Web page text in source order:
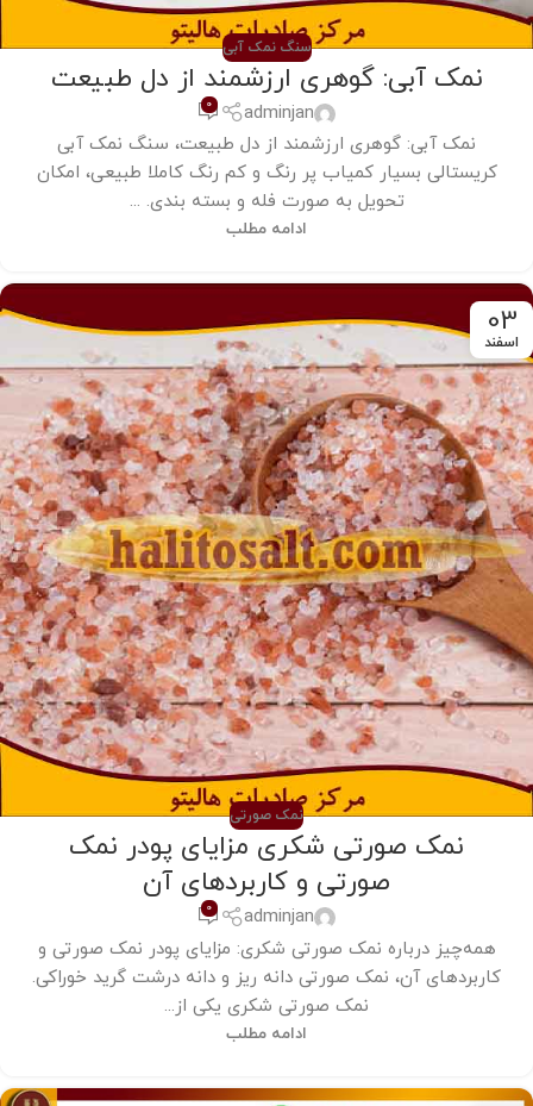
سنگ نمک آبی
نمک آبی: گوهری ارزشمند از دل طبیعت
adminjan
0
نمک آبی: گوهری ارزشمند از دل طبیعت، سنگ نمک آبی
کریستالی بسیار کمیاب پر رنگ و کم رنگ کاملا طبیعی، امکان
تحویل به صورت فله و بسته بندی. ...
ادامه مطلب
03
اسفند
نمک صورتی
نمک صورتی شکری مزایای پودر نمک
صورتی و کاربردهای آن
adminjan
0
همه‌چیز درباره نمک صورتی شکری: مزایای پودر نمک صورتی و
کاربردهای آن، نمک صورتی دانه ریز و دانه درشت گرید خوراکی.
نمک صورتی شکری یکی از...
ادامه مطلب